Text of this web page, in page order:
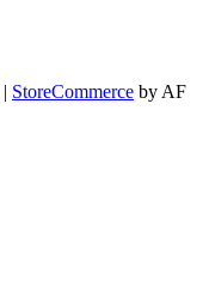
| StoreCommerce by AF